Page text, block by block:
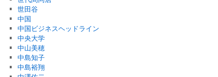
世田谷
中国
中国ビジネスヘッドライン
中央大学
中山美穂
中島知子
中島裕翔